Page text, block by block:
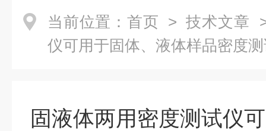
当前位置： 首页 > 技术文章
仪可用于固体、液体样品密度
固液体两用密度测试仪